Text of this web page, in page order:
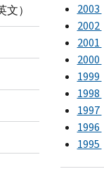
） 2003
2002
2001
2000
1999
1998
1997
1996
1995